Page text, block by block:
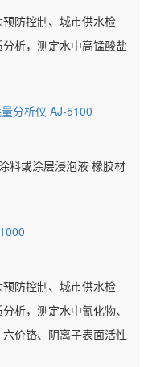
防控制、城市供水检
析，测定水中高锰酸盐
分析仪 AJ-5100
料或涂层浸泡液 橡胶材
防控制、城市供水检
析，测定水中氰化物、
价铬、阴离子表面活性